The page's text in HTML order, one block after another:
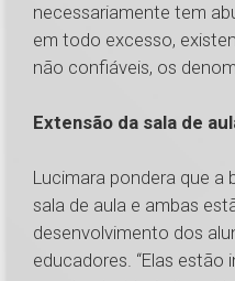
necessariamente tem
em todo excesso,
não confiáveis, os
Extensão da sala de
Lucimara pondera que
sala de aula e ambas
desenvolvimento dos
educadores. “Elas